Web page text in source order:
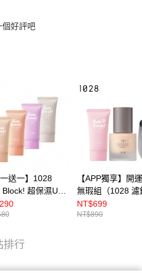
好評吧
一送一】1028
Block! 超保濕UV
底乳 SPF35
【APP獨享】開
無瑕組（1028 濾
恆久輕粉底
★★★＋1028
NT$699
NT$890
排行